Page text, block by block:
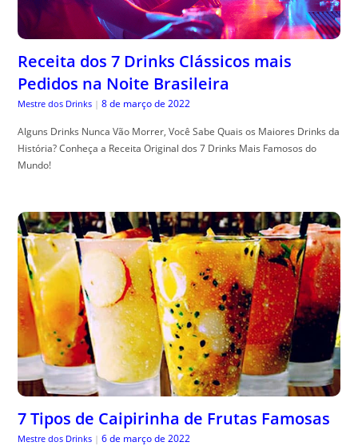
Receita dos 7 Drinks Clássicos mais
Pedidos na Noite Brasileira
Mestre dos Drinks | 8 de março de 2022
Alguns Drinks Nunca Vão Morrer, Você Sabe Quais os Maiores Drinks da
História? Conheça a Receita Original dos 7 Drinks Mais Famosos do
Mundo!
7 Tipos de Caipirinha de Frutas Famosas
Mestre dos Drinks | 6 de março de 2022